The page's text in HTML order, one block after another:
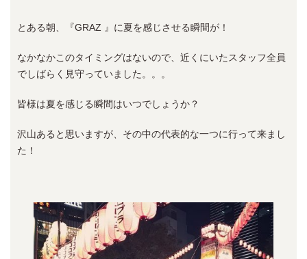
とある朝、『GRAZ 』に夏を感じさせる瞬間が！
なかなかこのタイミングはないので、近くにいたスタッフ全員
でしばらく見守っていました。。。
皆様は夏を感じる瞬間はいつでしょうか？
沢山あると思いますが、その中の代表的な一つに行って来まし
た！